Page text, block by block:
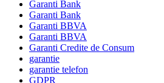
Garanti Bank
Garanti Bank
Garanti BBVA
Garanti BBVA
Garanti Credite de Consum
garantie
garantie telefon
GDPR